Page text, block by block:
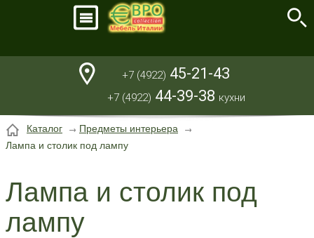
+7 (4922) 45-21-43
+7 (4922) 44-39-38 кухни
Каталог
Предметы интерьера
Лампа и столик под лампу
Лампа и столик под
лампу